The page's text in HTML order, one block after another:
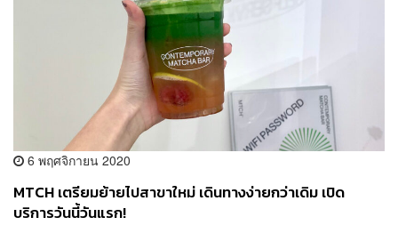
6 พฤศจิกายน 2020
MTCH เตรียมย้ายไปสาขาใหม่ เดินทางง่ายกว่าเดิม เปิด
บริการวันนี้วันแรก!